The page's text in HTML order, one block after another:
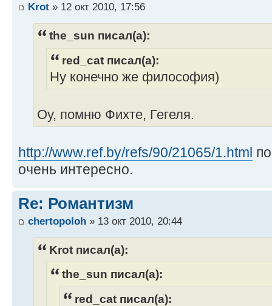
Krot » 12 окт 2010, 17:56
the_sun писал(а):
red_cat писал(а):
Ну конечно же философия)
Оу, помню Фихте, Гегеля.
http://www.ref.by/refs/90/21065/1.html
очень интересно.
Re: Романтизм
chertopoloh » 13 окт 2010, 20:44
Krot писал(а):
the_sun писал(а):
red_cat писал(а):